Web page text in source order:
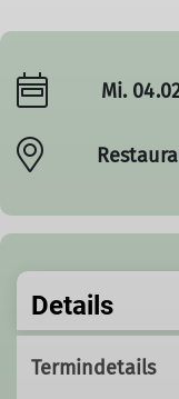
Mi.
Details
Termindetails